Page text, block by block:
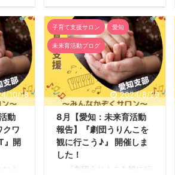
様々な取り組みをして ...
月2
び
！」
だっ
し、
ら作
ゃべ
料を
、イ
で
か
ギク
した
で
い
開催しました！ 10月19日
（土）に5感を育む遊びと
して「スタンプ遊び」をし
ました！ 主催メンバー 愛
知支部2名、参加者数 子
ども8名が集まってくれま
した！ 【活動レポート】
新しい場所での活動で、今
まで来てくれていた子たち
よりもう少し歳が上の女の
子たちが新しく参加してく
れるようになりました。地
域に住む子の参加と、参加
した子が他の子を呼んでき
てくれるようになってきま
10/18
動
クワ
』開
う
子育て支援サロン 愛知
未来育活動ブログ
2024/8/29
8月【愛知：未来育活動
報告】『劇団うりんこを
観に行こう♪』 開催しま
した！
『劇団うりんこを観に行